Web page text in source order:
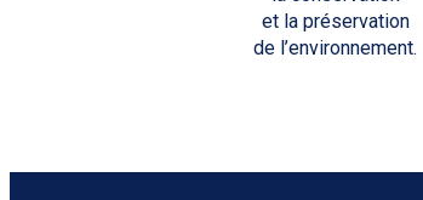
et la préservation
de l’environnement.